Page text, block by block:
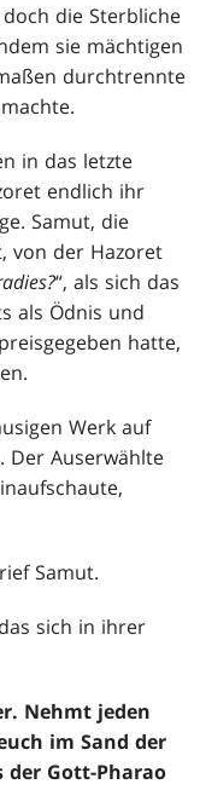
die Sterbliche
sie mächtigen
durchtrennte
in das letzte
endlich ihr
Samut, die
von der Hazoret
“, als sich das
als Ödnis und
hatte,
Werk auf
Der Auserwählte
Samut.
sich in ihrer
Nehmt jeden
im Sand der
der Gott-Pharao